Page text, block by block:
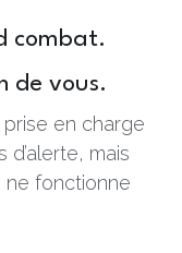
combat.
de vous.
en charge
mais
fonctionne